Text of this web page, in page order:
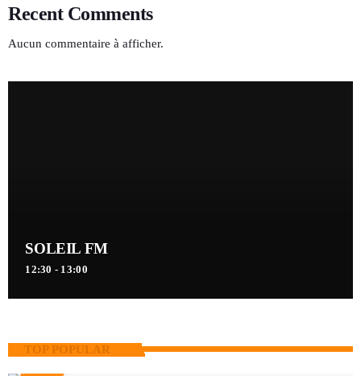
Recent Comments
Aucun commentaire à afficher.
SOLEIL FM
12:30 - 13:00
TOP POPULAR